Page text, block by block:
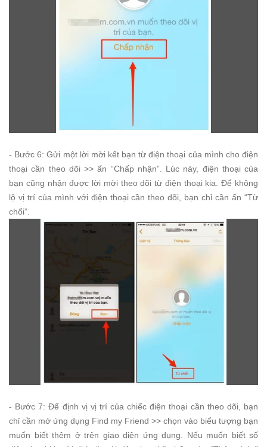
- Bước 6: Gửi một lời mời kết bạn từ điện thoại của mình cho điện
thoại cần theo dõi >> ấn “Chấp nhận”. Lúc này, điện thoại của
bạn cũng nhận được lời mời theo dõi từ điện thoại kia. Để không
lộ vị trí của mình với điện thoại cần theo dõi, bạn chỉ cần ấn “Từ
chối”.
- Bước 7: Để định vị vị trí của chiếc điện thoại cần theo dõi, bạn
chỉ cần mở ứng dụng Find my Friend >> chọn vào biểu tượng bạn
muốn biết thêm ở trên giao diện ứng dụng. Nếu muốn biết số